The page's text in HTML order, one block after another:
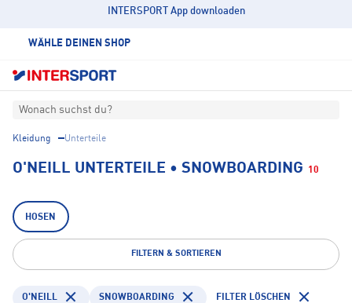
INTERSPORT App downloaden
WÄHLE DEINEN SHOP
Wonach suchst du?
Kleidung Unterteile
O'NEILL UNTERTEILE • SNOWBOARDING 10
HOSEN
FILTERN & SORTIEREN
O'NEILL SNOWBOARDING FILTER LÖSCHEN